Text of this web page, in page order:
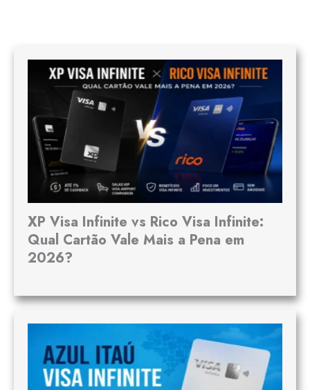
XP Visa Infinite vs Rico Visa Infinite:
Qual Cartão Vale Mais a Pena em
2026?